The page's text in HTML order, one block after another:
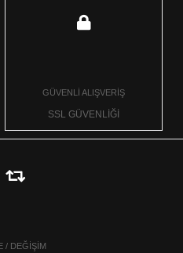
GÜVENLİ ALIŞVERİŞ
SSL GÜVENLİĞİ
/ DEĞİŞİM